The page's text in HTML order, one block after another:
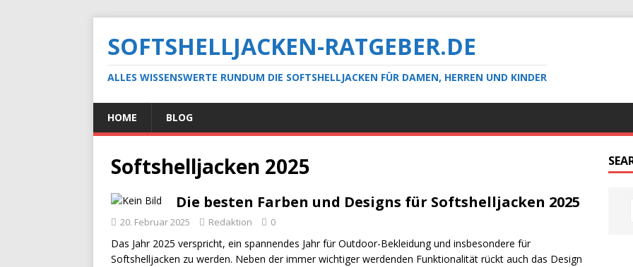
SOFTSHELLJACKEN-RATGEBER.DE
ALLES WISSENSWERTE RUNDUM DIE SOFTSHELLJACKEN FÜR DAMEN, HERREN UND KINDER
HOME BLOG
Softshelljacken 2025
Die besten Farben und Designs für Softshelljacken 2025
20. Februar 2025 Redaktion 0
Das Jahr 2025 verspricht, ein spannendes Jahr für Outdoor-Bekleidung und insbesondere für
Softshelljacken zu werden. Neben der immer wichtiger werdenden Funktionalität rückt auch das Design